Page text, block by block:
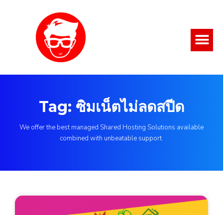
Tag: ซิมเน็ตไม่ลดสปีด
We offer the best managed Shared Hosting Solutions available
combined with unbeatable support.